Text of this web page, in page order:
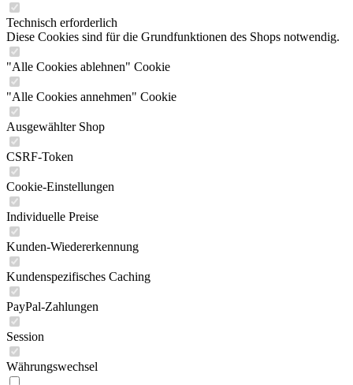
Technisch erforderlich
Diese Cookies sind für die Grundfunktionen des Shops notwendig.
"Alle Cookies ablehnen" Cookie
"Alle Cookies annehmen" Cookie
Ausgewählter Shop
CSRF-Token
Cookie-Einstellungen
Individuelle Preise
Kunden-Wiedererkennung
Kundenspezifisches Caching
PayPal-Zahlungen
Session
Währungswechsel